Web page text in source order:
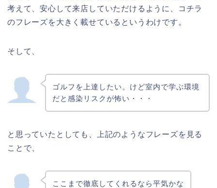
考えて、安心して来店していただけるように、コチラ
のフレーズを大きく載せているというわけです。
そして、
ゴルフを上達したい。けど室内で学ぶ環境
だと感染リスクが怖い・・・
と思っていたとしても、上記のようなフレーズを見る
ことで、
ここまで徹底してくれるなら平気かな